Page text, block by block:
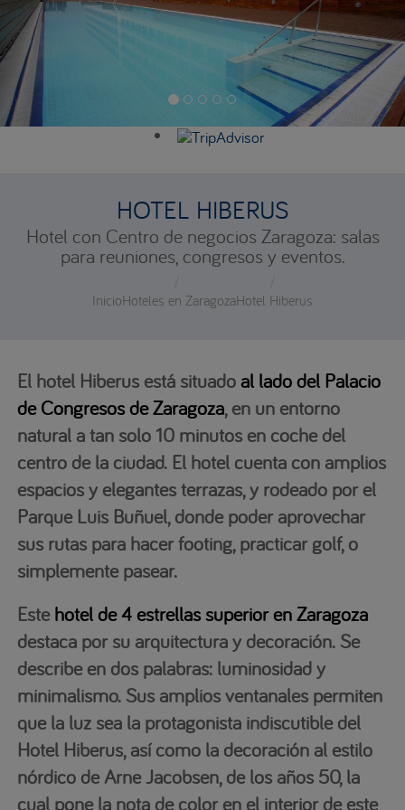
HOTEL HIBERUS
Hotel con Centro de negocios Zaragoza: salas
para reuniones, congresos y eventos.
InicioHoteles en ZaragozaHotel Hiberus
El hotel Hiberus está situadoal lado del Palacio
de Congresos de Zaragoza, en un entorno
natural a tan solo 10 minutos en coche del
centro de la ciudad. El hotel cuenta con amplios
espacios y elegantes terrazas, y rodeado por el
Parque Luis Buñuel, donde poder aprovechar
sus rutas para hacer footing, practicar golf, o
simplemente pasear.
Estehotel de 4 estrellas superior en Zaragoza
destaca por su arquitectura y decoración. Se
describe en dos palabras: luminosidad y
minimalismo. Sus amplios ventanales permiten
que la luz sea la protagonista indiscutible del
Hotel Hiberus, así como la decoración al estilo
nórdico de Arne Jacobsen, de los años 50, la
cual pone la nota de color en el interior de este